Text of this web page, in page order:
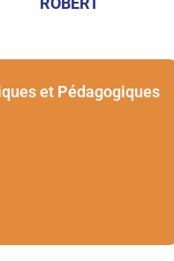
et Pédagogiques